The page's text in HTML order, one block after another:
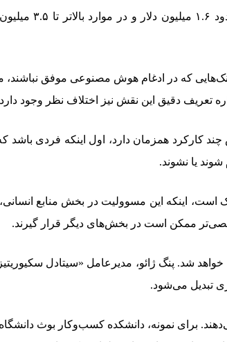
این تحولات
که در ادغام هوش مصنوعی موفق نباشند،
دقیق این نقش نیز اختلاف نظر وجود
چند کارکرد همزمان دارد، اول اینکه
یا نشوند.
این مسوولیت در بخش منابع انسانی،
ممکن است در بخش‌های دیگر قرار گیرند.
تبدیل می‌شود.